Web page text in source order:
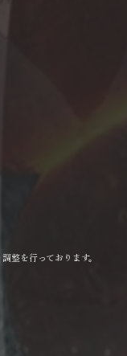
整を行っております。